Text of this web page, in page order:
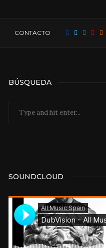
CONTACTO
BÚSQUEDA
SOUNDCLOUD